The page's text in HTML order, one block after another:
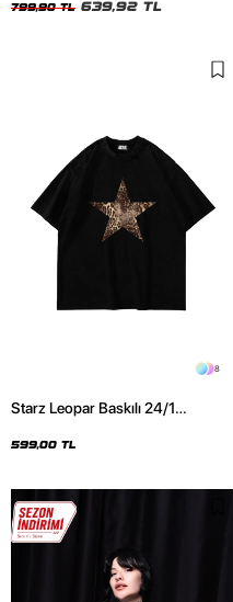
799,90 TL 639,92 TL
8
Starz Leopar Baskılı 24/1
599,00 TL